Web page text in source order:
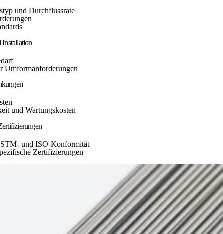
und Durchflussrate
Installation
Umformanforderungen
und Wartungskosten
und ISO-Konformität
Zertifizierungen